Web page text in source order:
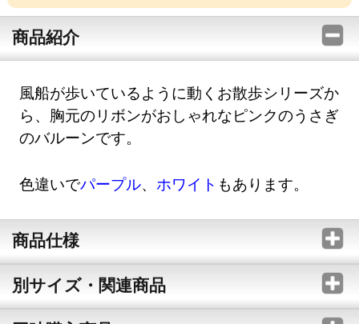
商品紹介
風船が歩いているように動くお散歩シリーズか
ら、胸元のリボンがおしゃれなピンクのうさぎ
のバルーンです。
色違いでパープル、 ホワイト もあります。
商品仕様
別サイズ・関連商品